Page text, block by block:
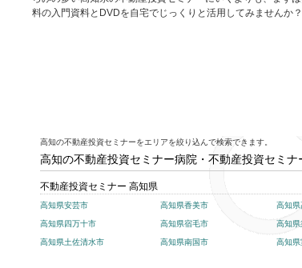
料の入門資料とDVDを自宅でじっくりと活用してみませんか？
高知の不動産投資セミナーをエリアを絞り込んで検索できます。
高知の不動産投資セミナー病院・不動産投資セミナ
不動産投資セミナー 高知県
高知県安芸市 高知県香美市 高知県
高知県四万十市 高知県宿毛市 高知県
高知県土佐清水市 高知県南国市 高知県